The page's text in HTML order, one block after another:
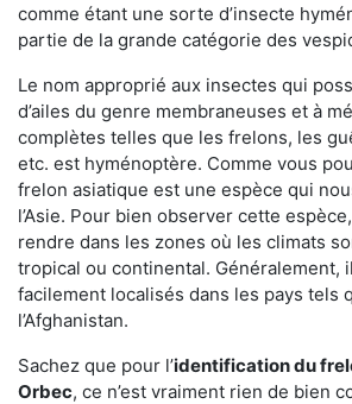
comme étant une sorte d’insecte
partie de la grande catégorie des
Le nom approprié aux insectes qui
d’ailes du genre membraneuses et à
complètes telles que les frelons, les
etc. est hyménoptère. Comme vous
frelon asiatique est une espèce qui
l’Asie. Pour bien observer cette
rendre dans les zones où les climats
tropical ou continental. Généralement,
facilement localisés dans les pays tels
l’Afghanistan.
Sachez que pour l’identification du
Orbec, ce n’est vraiment rien de bien